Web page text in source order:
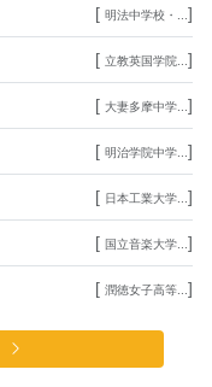
[ 明法中学校・... ]
[ 立教英国学院... ]
[ 大妻多摩中学... ]
[ 明治学院中学... ]
[ 日本工業大学... ]
[ 国立音楽大学... ]
[ 潤徳女子高等... ]